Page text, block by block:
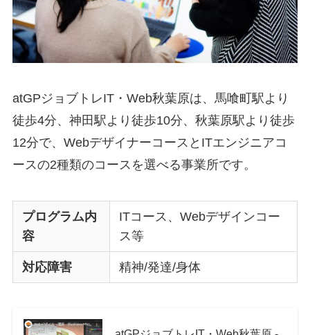
atGPジョブトレIT・Web秋葉原は、馬喰町駅より
徒歩4分、神田駅より徒歩10分、秋葉原駅より徒歩
12分で、WebデザイナーコースとITエンジニアコ
ースの2種類のコースを選べる事業所です。
プログラム内
容
ITコース、Webデザインコー
ス等
対応障害 精神/発達/身体